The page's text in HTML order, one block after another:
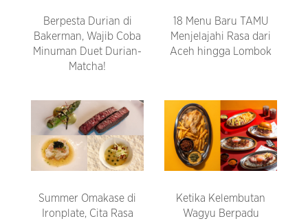
Berpesta Durian di
Bakerman, Wajib Coba
Minuman Duet Durian-
Matcha!
18 Menu Baru TAMU
Menjelajahi Rasa dari
Aceh hingga Lombok
Summer Omakase di
Ironplate, Cita Rasa
Ketika Kelembutan
Wagyu Berpadu